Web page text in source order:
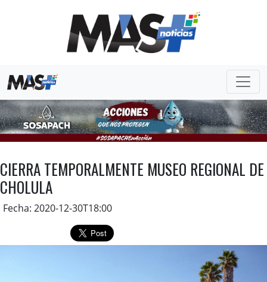
CIERRA TEMPORALMENTE MUSEO REGIONAL DE
CHOLULA
Fecha: 2020-12-30T18:00